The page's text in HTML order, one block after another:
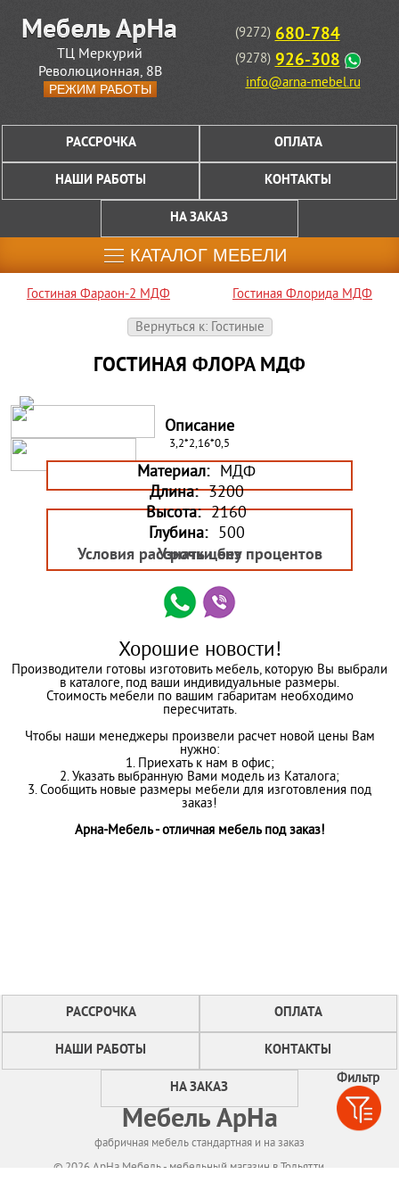
Фильтр
ТЦ Меркурий
Революционная, 8В
РЕЖИМ РАБОТЫ
(9272) 680-784
(9278) 926-308
info@arna-mebel.ru
РАССРОЧКА ОПЛАТА
НАШИ РАБОТЫ КОНТАКТЫ
НА ЗАКАЗ
КАТАЛОГ МЕБЕЛИ
Гостиная Фараон-2 МДФ
Гостиная Флорида МДФ
Вернуться к: Гостиные
ГОСТИНАЯ ФЛОРА МДФ
Описание
3,2*2,16*0,5
Материал: МДФ
Длина: 3200
Высота: 2160
Глубина: 500
Узнать цену
Условия рассрочки без процентов
Хорошие новости!
Производители готовы изготовить мебель, которую Вы выбрали
в каталоге, под ваши индивидуальные размеры.
Стоимость мебели по вашим габаритам необходимо
пересчитать.
Чтобы наши менеджеры произвели расчет новой цены Вам
нужно:
1. Приехать к нам в офис;
2. Указать выбранную Вами модель из Каталога;
3. Сообщить новые размеры мебели для изготовления под
заказ!
Арна-Мебель - отличная мебель под заказ!
РАССРОЧКА ОПЛАТА
НАШИ РАБОТЫ КОНТАКТЫ
НА ЗАКАЗ
Мебель АрНа
фабричная мебель стандартная и на заказ
© 2026 АрНа Мебель - мебельный магазин в Тольятти